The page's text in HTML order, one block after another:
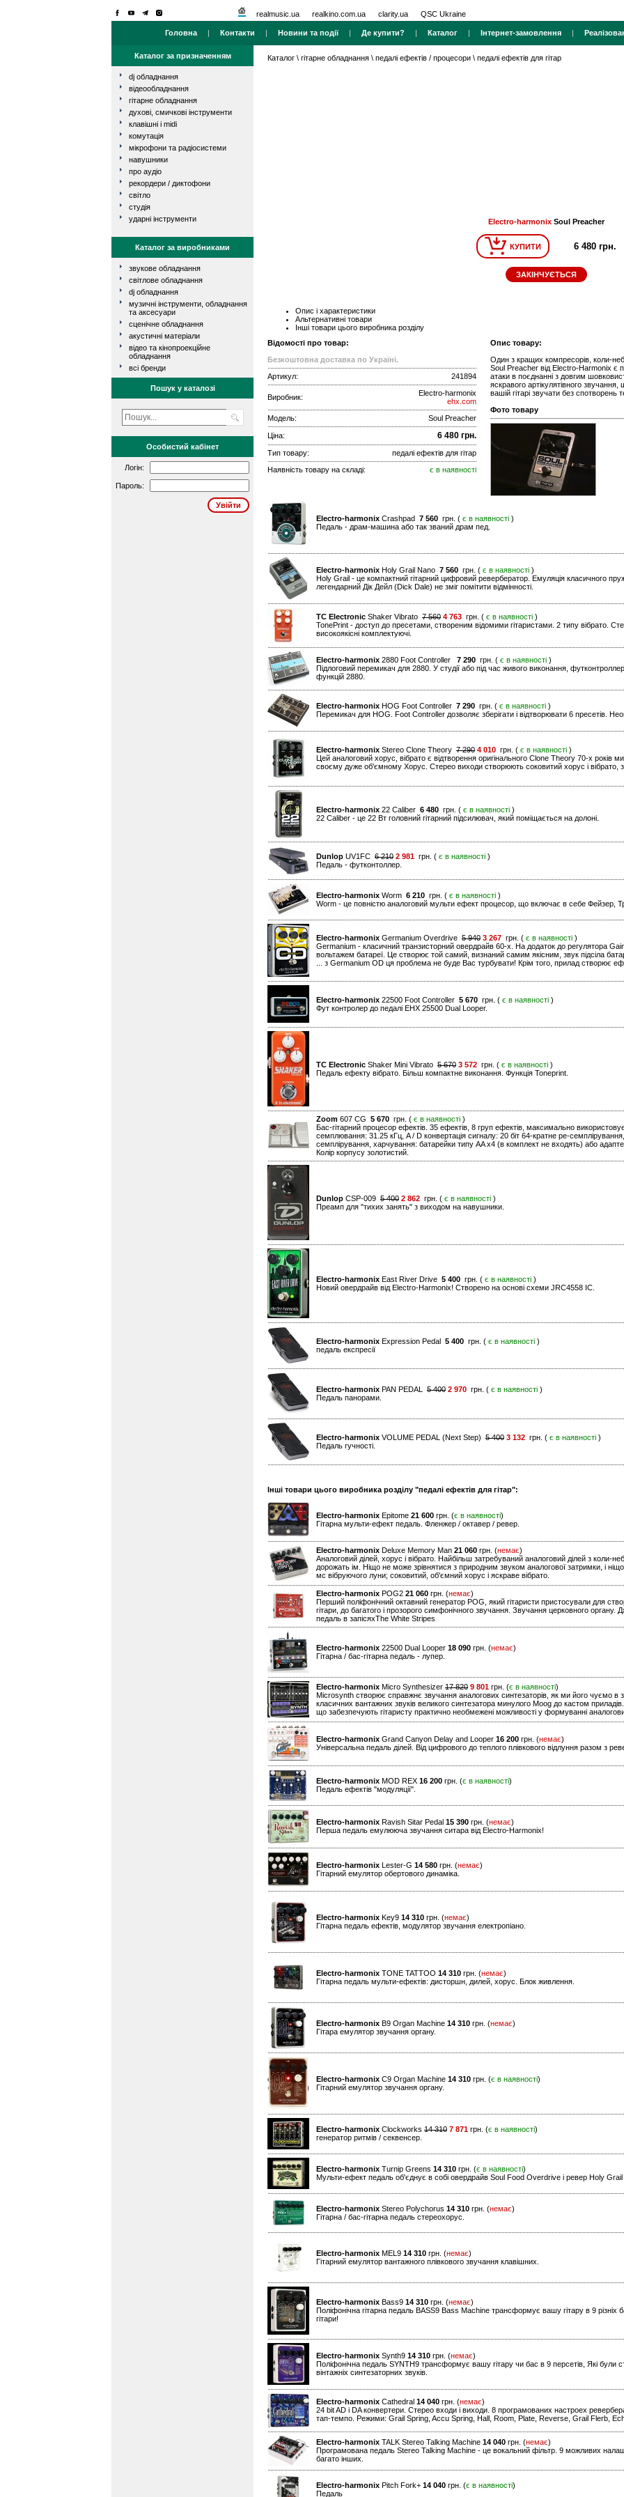
realmusic.ua realkino.com.ua clarity.ua QSC Ukraine
Головна | Контакти | Новини та події| Де купити? | Каталог | Інтернет-замовлення |
Каталог за призначенням
dj обладнання
відеообладнання
гітарне обладнання
духові, смичкові інструменти
клавішні і midi
комутація
мікрофони та радіосистеми
навушники
про аудіо
рекордери / диктофони
світло
студія
ударні інструменти
Каталог за виробниками
звукове обладнання
світлове обладнання
dj обладнання
музичні інструменти, обладнання
та аксесуари
сценічне обладнання
акустичні матеріали
відео та кінопроекційне
обладнання
всі бренди
Пошук у каталозі
Особистий кабінет
Логін:
Пароль:
Каталог \ гітарне обладнання \ педалі ефектів / процесори \ педалі ефектів для гітар
Electro-harmonixSoul Preacher
КУПИТИ 6 480 грн.
ЗАКІНЧУЄТЬСЯ
Опис і характеристики
Альтернативні товари
Інші товари цього виробника розділу
Відомості про товар:
Безкоштовна доставка по Україні.
Артикул:
241894
Виробник:
Electro-harmonix
ehx.com
Модель:
Soul Preacher
Ціна: 6 480 грн.
Тип товару:
педалі ефектів для гітар
Наявність товару на складі:
є в наявності
Опис товару:
Один з кращих компресорів, коли-
Soul Preacher від Electro-Harmonix є
атаки в поєднанні з довгим
яскравого артікулятівного
вашій гітарі звучати без спотворень
Фото товару
Electro-harmonix Crashpad 7 560 грн. ( є в наявності )
Педаль - драм-машина або так званий драм пед.
Electro-harmonix Holy Grail Nano 7 560 грн. ( є в наявності )
Holy Grail - це компактний гітарний цифровий ревербератор. Емуляція класичного
легендарний Дік Дейл (Dick Dale) не зміг помітити відмінності.
TC Electronic Shaker Vibrato 7 560 4 763 грн. ( є в наявності )
TonePrint - доступ до пресетами, створеним відомими гітаристами. 2 типу вібрато.
високоякісні комплектуючі.
Electro-harmonix 2880 Foot Controller 7 290 грн. ( є в наявності )
Підлоговий перемикач для 2880. У студії або під час живого виконання,
функцій 2880.
Electro-harmonix HOG Foot Controller 7 290 грн. ( є в наявності )
Перемикач для HOG. Foot Controller дозволяє зберігати і відтворювати 6 пресетів.
Electro-harmonix Stereo Clone Theory 7 290 4 010 грн. ( є в наявності )
Цей аналоговий хорус, вібрато є відтворення оригінального Clone Theory 70-х років
своєму дуже об'ємному Хорус. Стерео виходи створюють соковитий хорус і вібрато,
Electro-harmonix 22 Caliber 6 480 грн. ( є в наявності )
22 Caliber - це 22 Вт головний гітарний підсилювач, який поміщається на долоні.
Dunlop UV1FC 6 210 2 981 грн. ( є в наявності )
Педаль - футконтоллер.
Electro-harmonix Worm 6 210 грн. ( є в наявності )
Worm - це повністю аналоговий мульти ефект процесор, що включає в себе Фейзер,
Electro-harmonix Germanium Overdrive 5 940 3 267 грн. ( є в наявності )
Germanium - класичний транзисторний овердрайв 60-х. На додаток до регулятора
вольтажем батареї. Це створює той самий, визнаний самим якісним, звук підсіла
... з Germanium OD ця проблема не буде Вас турбувати! Крім того, прилад створює
Electro-harmonix 22500 Foot Controller 5 670 грн. ( є в наявності )
Фут контролер до педалі EHX 25500 Dual Looper.
TC Electronic Shaker Mini Vibrato 5 670 3 572 грн. ( є в наявності )
Педаль ефекту вібрато. Більш компактне виконання. Функція Toneprint.
Zoom 607 CG 5 670 грн. ( є в наявності )
Бас-гітарний процесор ефектів. 35 ефектів, 8 груп ефектів, максимально
семплювання: 31.25 кГц, A / D конвертація сигналу: 20 біт 64-кратне ре-
семплірування, харчування: батарейки типу AA x4 (в комплект не входять) або
Колір корпусу золотистий.
Dunlop CSP-009 5 400 2 862 грн. ( є в наявності )
Преамп для "тихих занять" з виходом на навушники.
Electro-harmonix East River Drive 5 400 грн. ( є в наявності )
Новий овердрайв від Electro-Harmonix! Створено на основі схеми JRC4558 IC.
Electro-harmonix Expression Pedal 5 400 грн. ( є в наявності )
педаль експресії
Electro-harmonix PAN PEDAL 5 400 2 970 грн. ( є в наявності )
Педаль панорами.
Electro-harmonix VOLUME PEDAL (Next Step) 5 400 3 132 грн. ( є в наявності )
Педаль гучності.
Інші товари цього виробника розділу "педалі ефектів для гітар":
Electro-harmonix Epitome 21 600 грн. (є в наявності)
Гітарна мульти-ефект педаль. Фленжер / октавер / ревер.
Electro-harmonix Deluxe Memory Man 21 060 грн. (немає)
Аналоговий ділей, хорус і вібрато. Найбільш затребуваний аналоговий ділей з коли-
дорожать ім. Ніщо не може зрівнятися з природним звуком аналогової затримки, і
мс вібруючого луни; соковитий, об'ємний хорус і яскраве вібрато.
Electro-harmonix POG2 21 060 грн. (немає)
Перший поліфонічний октавний генератор POG, який гітаристи пристосували для
гітари, до багатого і прозорого симфонічного звучання. Звучання церковного
педаль в запісяхThe White Stripes
Electro-harmonix 22500 Dual Looper 18 090 грн. (немає)
Гітарна / бас-гітарна педаль - лупер.
Electro-harmonix Micro Synthesizer 17 820 9 801 грн. (є в наявності)
Microsynth створює справжнє звучання аналогових синтезаторів, як ми його чуємо в
класичних вантажних звуків великого синтезатора минулого Moog до кастом
що забезпечують гітаристу практично необмежені можливості у формуванні
Electro-harmonix Grand Canyon Delay and Looper 16 200 грн. (немає)
Універсальна педаль ділей. Від цифрового до теплого плівкового відлуння разом з
Electro-harmonix MOD REX 16 200 грн. (є в наявності)
Педаль ефектів "модуляції".
Electro-harmonix Ravish Sitar Pedal 15 390 грн. (немає)
Перша педаль емулююча звучання ситара від Electro-Harmonix!
Electro-harmonix Lester-G 14 580 грн. (немає)
Гітарний емулятор обертового динаміка.
Electro-harmonix Key9 14 310 грн. (немає)
Гітарна педаль ефектів, модулятор звучання електропіано.
Electro-harmonix TONE TATTOO 14 310 грн. (немає)
Гітарна педаль мульти-ефектів: дисторшн, дилей, хорус. Блок живлення.
Electro-harmonix B9 Organ Machine 14 310 грн. (немає)
Гітара емулятор звучання органу.
Electro-harmonix C9 Organ Machine 14 310 грн. (є в наявності)
Гітарний емулятор звучання органу.
Electro-harmonix Clockworks 14 310 7 871 грн. (є в наявності)
генератор ритмів / секвенсер.
Electro-harmonix Turnip Greens 14 310 грн. (є в наявності)
Мульти-ефект педаль об'єднує в собі овердрайв Soul Food Overdrive і ревер Holy
Electro-harmonix Stereo Polychorus 14 310 грн. (немає)
Гітарна / бас-гітарна педаль стереохорус.
Electro-harmonix MEL9 14 310 грн. (немає)
Гітарний емулятор вантажного плівкового звучання клавішних.
Electro-harmonix Bass9 14 310 грн. (немає)
Поліфонічна гітарна педаль BASS9 Bass Machine трансформує вашу гітару в 9
гітари!
Electro-harmonix Synth9 14 310 грн. (немає)
Поліфонічна педаль SYNTH9 трансформує вашу гітару чи бас в 9 персетів, Які були
вінтажніх синтезаторних звуків.
Electro-harmonix Cathedral 14 040 грн. (немає)
24 bit AD і DA конвертери. Стерео входи і виходи. 8 програмованих настроех
тап-темпо. Режими: Grail Spring, Accu Spring, Hall, Room, Plate, Reverse, Grail Flerb,
Electro-harmonix TALK Stereo Talking Machine 14 040 грн. (немає)
Програмована педаль Stereo Talking Machine - це вокальний фільтр. 9 можливих
багато інших.
Electro-harmonix Pitch Fork+ 14 040 грн. (є в наявності)
Педаль